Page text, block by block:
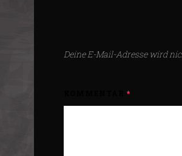
Deine E-Mail-Adresse wird
*